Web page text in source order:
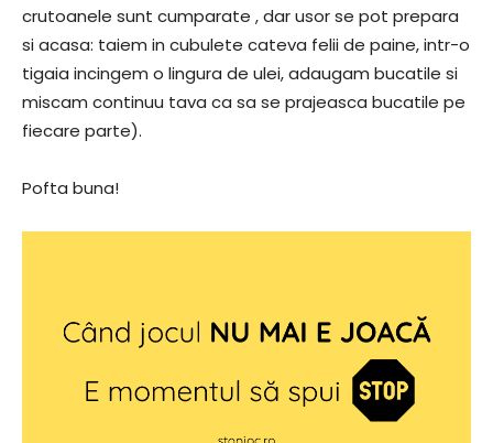
crutoanele sunt cumparate , dar usor se pot prepara
si acasa: taiem in cubulete cateva felii de paine, intr-o
tigaia incingem o lingura de ulei, adaugam bucatile si
miscam continuu tava ca sa se prajeasca bucatile pe
fiecare parte).
Pofta buna!